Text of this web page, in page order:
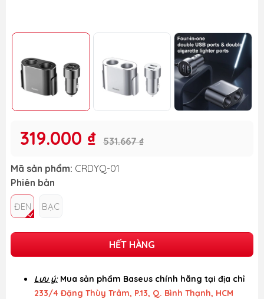
319.000 ₫ 531.667 ₫
Mã sản phẩm: CRDYQ-01
Phiên bản
ĐEN BẠC
HẾT HÀNG
Lưu ý: Mua sản phẩm Baseus chính hãng tại địa chỉ
233/4 Đặng Thùy Trâm, P.13, Q. Bình Thạnh, HCM